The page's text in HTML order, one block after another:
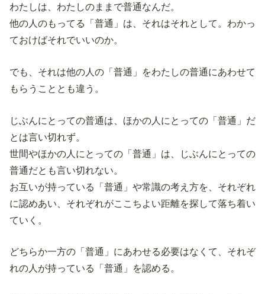
わたしは、わたしのままで普通なんだ。
他の人のもってる「普通」は、それはそれとして。わかっ
ておけばそれでいいのか。
でも、それは他の人の「普通」をわたしの普通にあわせて
もらうこととも違う。
じぶんにとっての普通は、ほかの人にとっての「普通」だ
とは言い切れず。
世間やほかの人にとっての「普通」は、じぶんにとっての
普通だとも言い切れない。
お互いが持っている「普通」や常識の考え方を、それぞれ
に認めあい、それぞれがここちよい距離を探して落ち着い
ていく。
どちらか一方の「普通」にあわせる必要はなくて、それぞ
れの人が持っている「普通」を認める。